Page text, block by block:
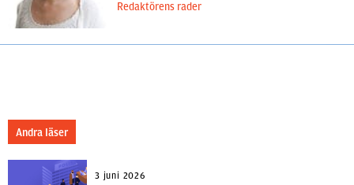
Redaktörens rader
Andra läser
3 juni 2026